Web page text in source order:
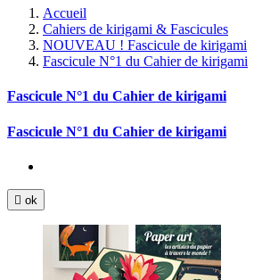
Accueil
Cahiers de kirigami & Fascicules
NOUVEAU ! Fascicule de kirigami
Fascicule N°1 du Cahier de kirigami
Fascicule N°1 du Cahier de kirigami
Fascicule N°1 du Cahier de kirigami
 ok